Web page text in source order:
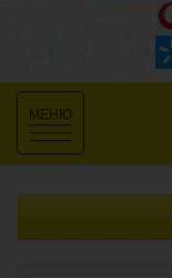
Toggle
navigation